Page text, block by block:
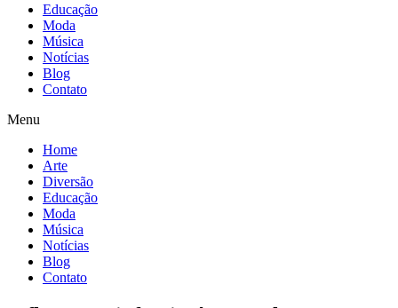
Educação
Moda
Música
Notícias
Blog
Contato
Menu
Home
Arte
Diversão
Educação
Moda
Música
Notícias
Blog
Contato